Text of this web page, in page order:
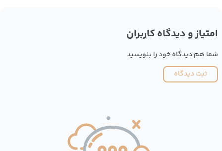
امتیاز و دیدگاه کاربران
شما هم دیدگاه خود را بنویسید
ثبت دیدگاه